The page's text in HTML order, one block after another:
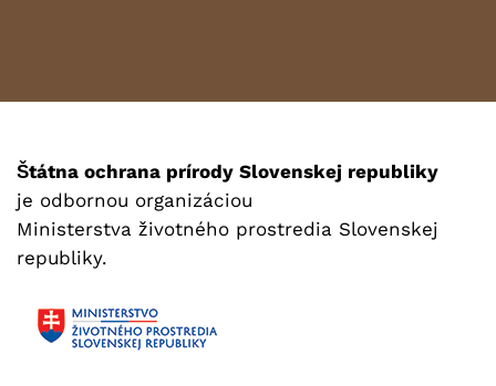
Štátna ochrana prírody Slovenskej republiky
je odbornou organizáciou
Ministerstva životného prostredia Slovenskej
republiky.